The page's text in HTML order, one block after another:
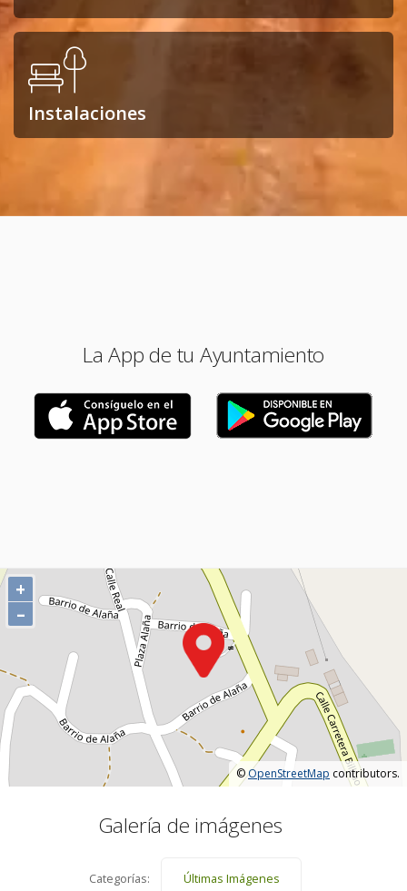
Instalaciones
La App de tu Ayuntamiento
+
–
©OpenStreetMap contributors.
Galería de imágenes
Categorías: Últimas Imágenes